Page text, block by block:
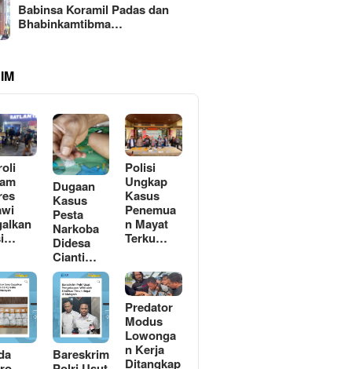
Babinsa Koramil Padas dan
Bhabinkamtibma…
Dugaan
Kasus
Pesta
Narkoba
Didesa
Cianti…
Polisi
Ungkap
Kasus
Penemua
n Mayat
Terku…
Bareskrim
Predator
Modus
Lowonga
n Kerja
Ditangkap